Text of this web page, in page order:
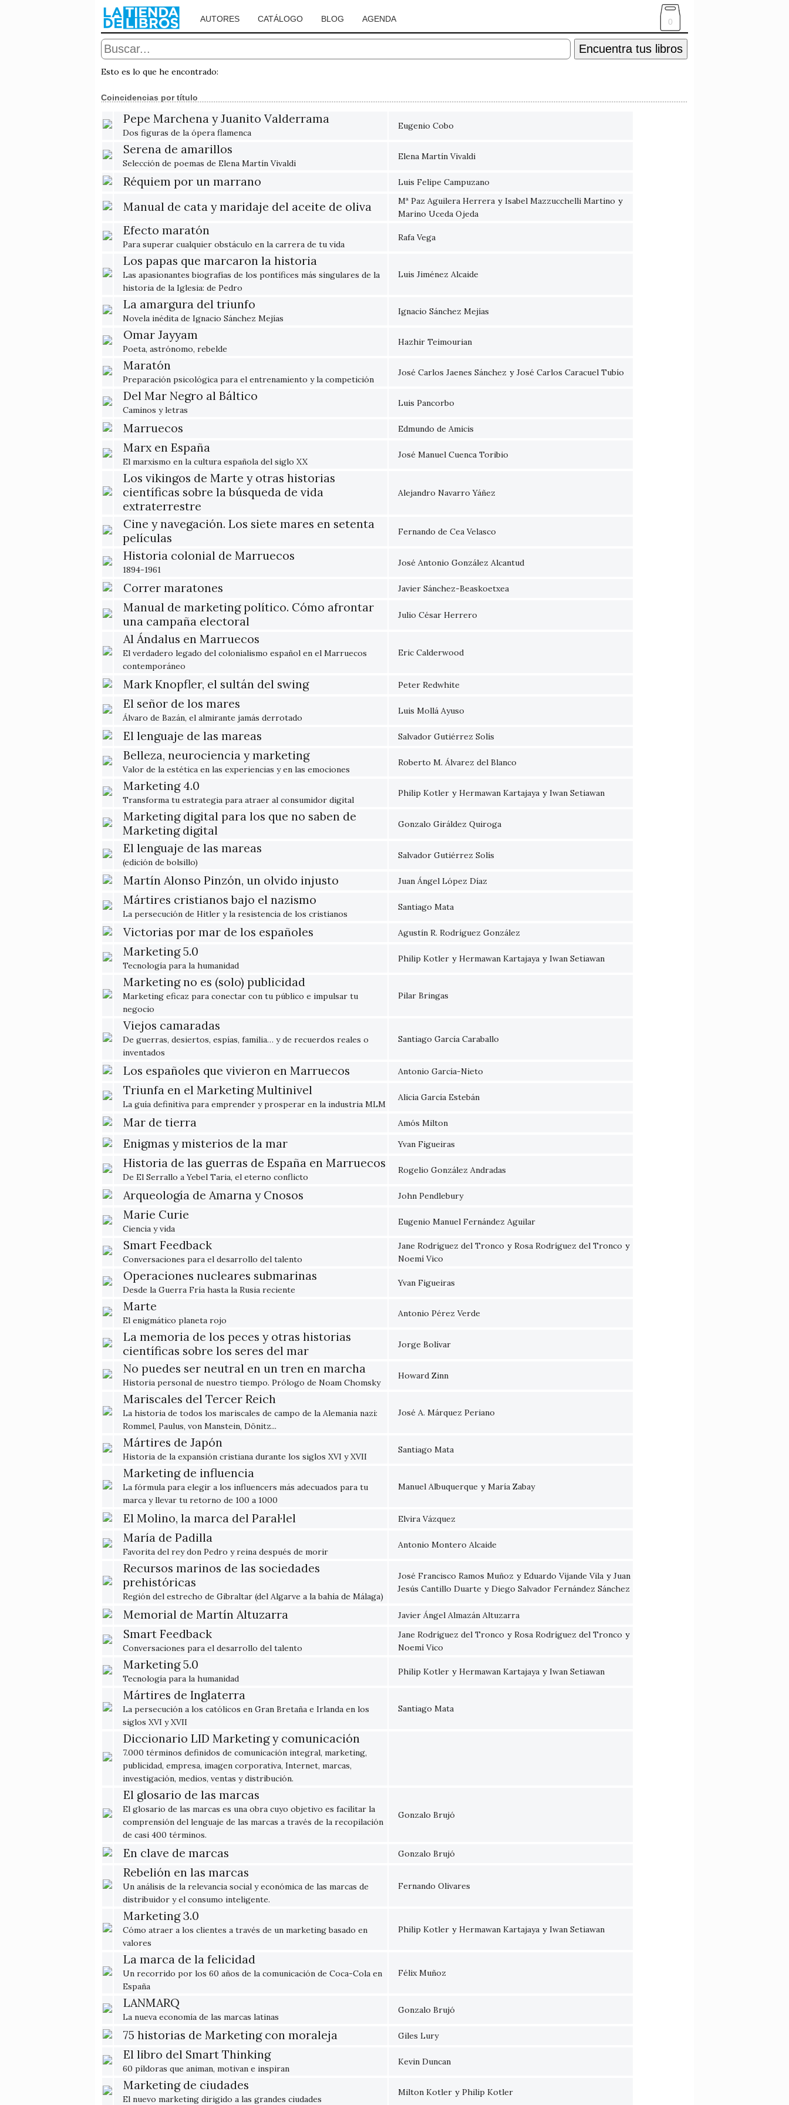
AUTORES CATÁLOGO BLOG AGENDA 0
Encuentra tus libros
Esto es lo que he encontrado:
Coincidencias por título
Pepe Marchena y Juanito Valderrama
Dos figuras de la ópera flamenca
Eugenio Cobo
Serena de amarillos
Selección de poemas de Elena Martín Vivaldi
Elena Martín Vivaldi
Réquiem por un marrano Luis Felipe Campuzano
Manual de cata y maridaje del aceite de oliva Mª Paz Aguilera Herrera y Isabel Mazzucchelli Martino y
Marino Uceda Ojeda
Efecto maratón
Para superar cualquier obstáculo en la carrera de tu vida
Rafa Vega
Los papas que marcaron la historia
Las apasionantes biografías de los pontífices más singulares de la
historia de la Iglesia: de Pedro
Luis Jiménez Alcaide
La amargura del triunfo
Novela inédita de Ignacio Sánchez Mejías
Ignacio Sánchez Mejías
Omar Jayyam
Poeta, astrónomo, rebelde
Hazhir Teimourian
Maratón
Preparación psicológica para el entrenamiento y la competición
José Carlos Jaenes Sánchez y José Carlos Caracuel Tubío
Del Mar Negro al Báltico
Caminos y letras
Luis Pancorbo
Marruecos Edmundo de Amicis
Marx en España
El marxismo en la cultura española del siglo XX
José Manuel Cuenca Toribio
Los vikingos de Marte y otras historias
científicas sobre la búsqueda de vida
extraterrestre
Alejandro Navarro Yáñez
Cine y navegación. Los siete mares en setenta
películas
Fernando de Cea Velasco
Historia colonial de Marruecos
1894-1961
José Antonio González Alcantud
Correr maratones Javier Sánchez-Beaskoetxea
Manual de marketing político. Cómo afrontar
una campaña electoral
Julio César Herrero
Al Ándalus en Marruecos
El verdadero legado del colonialismo español en el Marruecos
contemporáneo
Eric Calderwood
Mark Knopfler, el sultán del swing Peter Redwhite
El señor de los mares
Álvaro de Bazán, el almirante jamás derrotado
Luis Mollá Ayuso
El lenguaje de las mareas Salvador Gutiérrez Solís
Belleza, neurociencia y marketing
Valor de la estética en las experiencias y en las emociones
Roberto M. Álvarez del Blanco
Marketing 4.0
Transforma tu estrategia para atraer al consumidor digital
Philip Kotler y Hermawan Kartajaya y Iwan Setiawan
Marketing digital para los que no saben de
Marketing digital
Gonzalo Giráldez Quiroga
El lenguaje de las mareas
(edición de bolsillo)
Salvador Gutiérrez Solís
Martín Alonso Pinzón, un olvido injusto Juan Ángel López Díaz
Mártires cristianos bajo el nazismo
La persecución de Hitler y la resistencia de los cristianos
Santiago Mata
Victorias por mar de los españoles Agustín R. Rodríguez González
Marketing 5.0
Tecnología para la humanidad
Philip Kotler y Hermawan Kartajaya y Iwan Setiawan
Marketing no es (solo) publicidad
Marketing eficaz para conectar con tu público e impulsar tu
negocio
Pilar Bringas
Viejos camaradas
De guerras, desiertos, espías, familia… y de recuerdos reales o
inventados
Santiago García Caraballo
Los españoles que vivieron en Marruecos Antonio García-Nieto
Triunfa en el Marketing Multinivel
La guía definitiva para emprender y prosperar en la industria MLM
Alicia García Estebán
Mar de tierra Amós Milton
Enigmas y misterios de la mar Yvan Figueiras
Historia de las guerras de España en Marruecos
De El Serrallo a Yebel Taria, el eterno conflicto
Rogelio González Andradas
Arqueología de Amarna y Cnosos John Pendlebury
Marie Curie
Ciencia y vida
Eugenio Manuel Fernández Aguilar
Smart Feedback
Conversaciones para el desarrollo del talento
Jane Rodríguez del Tronco y Rosa Rodríguez del Tronco y
Noemí Vico
Operaciones nucleares submarinas
Desde la Guerra Fría hasta la Rusia reciente
Yvan Figueiras
Marte
El enigmático planeta rojo
Antonio Pérez Verde
La memoria de los peces y otras historias
científicas sobre los seres del mar
Jorge Bolívar
No puedes ser neutral en un tren en marcha
Historia personal de nuestro tiempo. Prólogo de Noam Chomsky
Howard Zinn
Mariscales del Tercer Reich
La historia de todos los mariscales de campo de la Alemania nazi:
Rommel, Paulus, von Manstein, Dönitz...
José A. Márquez Periano
Mártires de Japón
Historia de la expansión cristiana durante los siglos XVI y XVII
Santiago Mata
Marketing de influencia
La fórmula para elegir a los influencers más adecuados para tu
marca y llevar tu retorno de 100 a 1000
Manuel Albuquerque y María Zabay
El Molino, la marca del Paral·lel Elvira Vázquez
María de Padilla
Favorita del rey don Pedro y reina después de morir
Antonio Montero Alcaide
Recursos marinos de las sociedades
prehistóricas
Región del estrecho de Gibraltar (del Algarve a la bahía de Málaga)
José Francisco Ramos Muñoz y Eduardo Vijande Vila y Juan
Jesús Cantillo Duarte y Diego Salvador Fernández Sánchez
Memorial de Martín Altuzarra Javier Ángel Almazán Altuzarra
Smart Feedback
Conversaciones para el desarrollo del talento
Jane Rodríguez del Tronco y Rosa Rodríguez del Tronco y
Noemí Vico
Marketing 5.0
Tecnología para la humanidad
Philip Kotler y Hermawan Kartajaya y Iwan Setiawan
Mártires de Inglaterra
La persecución a los católicos en Gran Bretaña e Irlanda en los
siglos XVI y XVII
Santiago Mata
Diccionario LID Marketing y comunicación
7.000 términos definidos de comunicación integral, marketing,
publicidad, empresa, imagen corporativa, Internet, marcas,
investigación, medios, ventas y distribución.
El glosario de las marcas
El glosario de las marcas es una obra cuyo objetivo es facilitar la
comprensión del lenguaje de las marcas a través de la recopilación
de casi 400 términos.
Gonzalo Brujó
En clave de marcas Gonzalo Brujó
Rebelión en las marcas
Un análisis de la relevancia social y económica de las marcas de
distribuidor y el consumo inteligente.
Fernando Olivares
Marketing 3.0
Cómo atraer a los clientes a través de un marketing basado en
valores
Philip Kotler y Hermawan Kartajaya y Iwan Setiawan
La marca de la felicidad
Un recorrido por los 60 años de la comunicación de Coca-Cola en
España
Félix Muñoz
LANMARQ
La nueva economía de las marcas latinas
Gonzalo Brujó
75 historias de Marketing con moraleja Giles Lury
El libro del Smart Thinking
60 píldoras que animan, motivan e inspiran
Kevin Duncan
Marketing de ciudades
El nuevo marketing dirigido a las grandes ciudades
Milton Kotler y Philip Kotler